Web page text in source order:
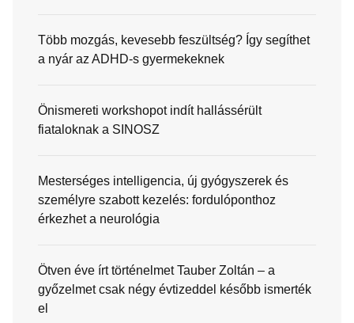
Több mozgás, kevesebb feszültség? Így segíthet
a nyár az ADHD-s gyermekeknek
Önismereti workshopot indít hallássérült
fiataloknak a SINOSZ
Mesterséges intelligencia, új gyógyszerek és
személyre szabott kezelés: fordulóponthoz
érkezhet a neurológia
Ötven éve írt történelmet Tauber Zoltán – a
győzelmet csak négy évtizeddel később ismerték
el